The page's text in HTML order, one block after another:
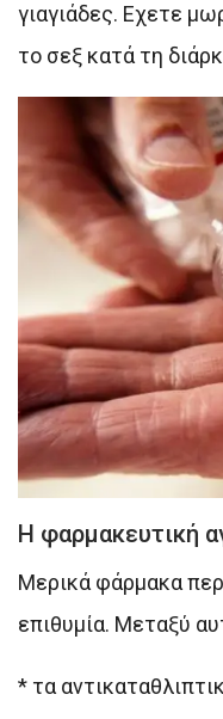
γιαγιάδες. Εχετε
το σεξ κατά τη
Η φαρμακευτική
Μερικά φάρμακα
επιθυμία. Μεταξύ
* τα